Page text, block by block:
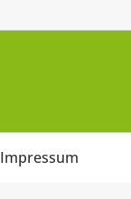
Impressum